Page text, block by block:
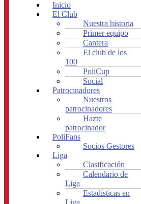
Inicio
El Club
Nuestra historia
Primer equipo
Cantera
El club de los
100
PoliCup
Social
Patrocinadores
Nuestros
patrocinadores
Hazte
patrocinador
PoliFans
Socios Gestores
Liga
Clasificación
Calendario de
Liga
Estadísticas en